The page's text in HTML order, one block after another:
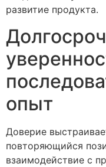
развитие продукта.
опыт
Доверие
повторяющийся
взаимодействие с